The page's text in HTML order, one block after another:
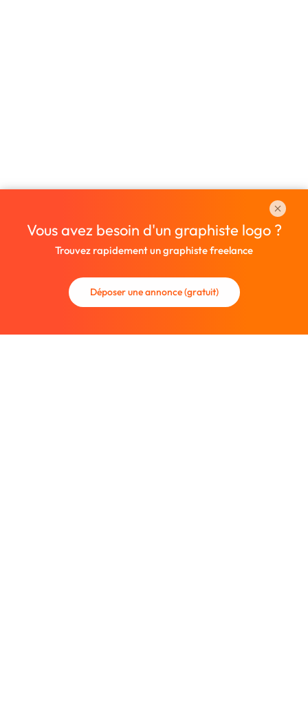
Vous avez besoin d'un graphiste logo ?
Trouvez rapidement un graphiste freelance
Déposer une annonce (gratuit)